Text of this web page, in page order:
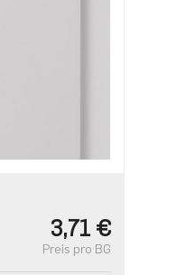
・
3,71 €
Preis pro BG